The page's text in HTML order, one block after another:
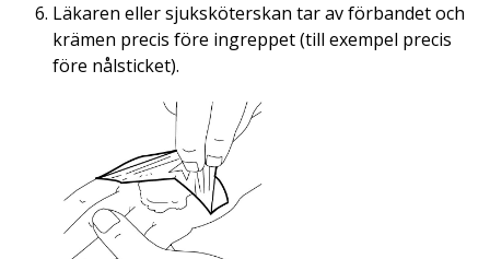
Läkaren eller sjuksköterskan tar av förbandet och
krämen precis före ingreppet (till exempel precis
före nålsticket).